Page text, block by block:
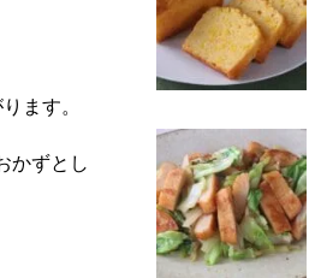
ます。
かずとし